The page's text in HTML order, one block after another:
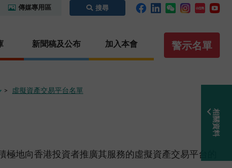
傳媒專用區 搜尋
新聞稿及公布 加入本會 警示名單
本地
保密條文
虛擬資產交易平台營運者
虛擬資產交易平台名單
地向香港投資者推廣其服務的虛擬資產交易平台的
相關資料